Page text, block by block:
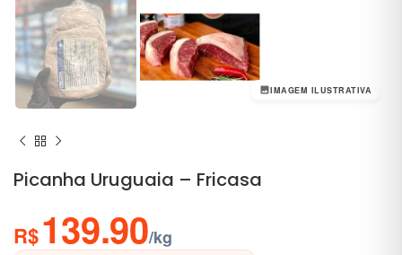
IMAGEM ILUSTRATIVA
Picanha Uruguaia – Fricasa
R$139.90/kg